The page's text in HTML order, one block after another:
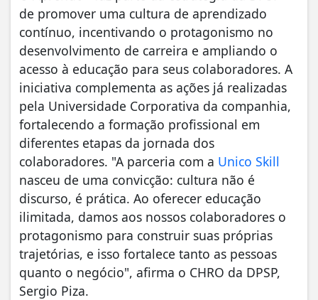
de promover uma cultura de aprendizado
contínuo, incentivando o protagonismo no
desenvolvimento de carreira e ampliando o
acesso à educação para seus colaboradores. A
iniciativa complementa as ações já realizadas
pela Universidade Corporativa da companhia,
fortalecendo a formação profissional em
diferentes etapas da jornada dos
colaboradores. "A parceria com a Unico Skill
nasceu de uma convicção: cultura não é
discurso, é prática. Ao oferecer educação
ilimitada, damos aos nossos colaboradores o
protagonismo para construir suas próprias
trajetórias, e isso fortalece tanto as pessoas
quanto o negócio", afirma o CHRO da DPSP,
Sergio Piza.